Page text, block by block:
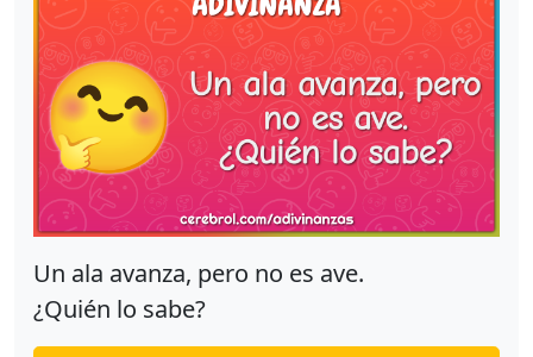
Un ala avanza, pero no es ave.
¿Quién lo sabe?